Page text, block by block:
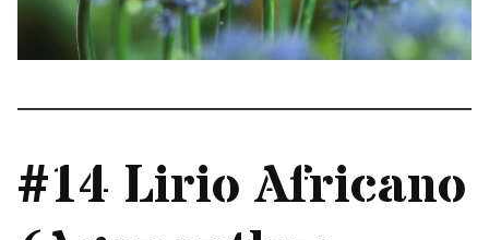
#14 Lirio Africano